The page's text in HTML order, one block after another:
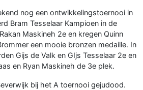
nog een ontwikkelingstoernooi in
Bram Tesselaar Kampioen in de
Maskineh 2e en kregen Quinn
een mooie bronzen medaille. In
Gijs de Valk en GIjs Tesselaar 2e en
en Ryan Maskineh de 3e plek.
bij het A toernooi gejudood.